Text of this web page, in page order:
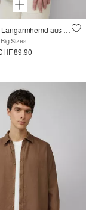
Regular Fit: Langarmhemd aus Leinen
Sizes
89.90